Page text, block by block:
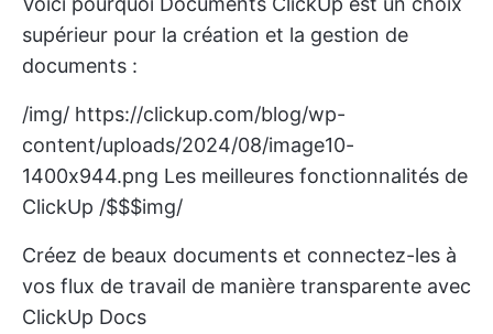
supérieur pour la création et la gestion de
documents :
/img/ https://clickup.com/blog/wp-
content/uploads/2024/08/image10-
1400x944.png Les meilleures fonctionnalités de
ClickUp /$$$img/
Créez de beaux documents et connectez-les à
vos flux de travail de manière transparente avec
ClickUp Docs